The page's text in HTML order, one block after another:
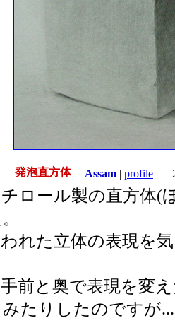
発泡直方体 Assam | profile |
ロール製の直方体(
れた立体の表現を
前と奥で表現を変
たりしたのですが